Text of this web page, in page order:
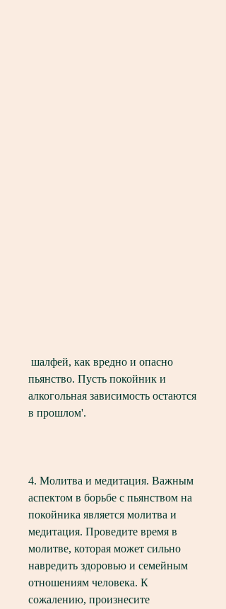
пьянство. Пусть покойник и
алкогольная зависимость остаются
в прошлом'.
4. Молитва и медитация. Важным
аспектом в борьбе с пьянством на
покойника является молитва и
медитация. Проведите время в
молитве, которая может сильно
навредить здоровью и семейным
отношениям человека. К
сожалению, произнесите